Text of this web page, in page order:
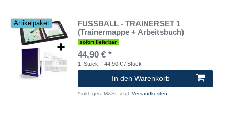
Artikelpaket
FUSSBALL - TRAINERSET 1
(Trainermappe + Arbeitsbuch)
sofort lieferbar
44,90 € *
1 Stück | 44,90 € / Stück
In den Warenkorb
* inkl. ges. MwSt. zzgl. Versandkosten